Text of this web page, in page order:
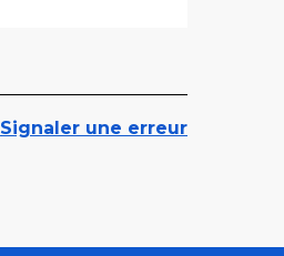
Signaler une erreur